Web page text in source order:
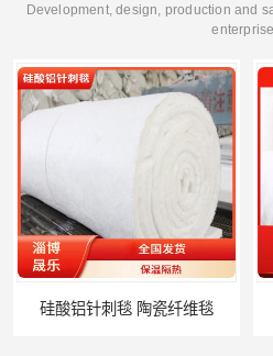
Development, design, production and
硅酸铝针刺毯 陶瓷纤维毯